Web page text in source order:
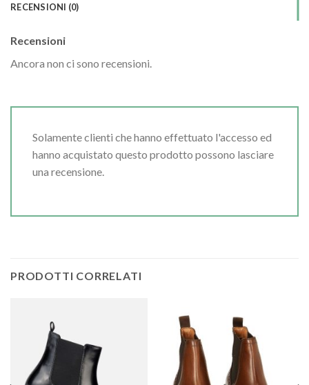
RECENSIONI (0)
Recensioni
Ancora non ci sono recensioni.
Solamente clienti che hanno effettuato l'accesso ed
hanno acquistato questo prodotto possono lasciare
una recensione.
PRODOTTI CORRELATI